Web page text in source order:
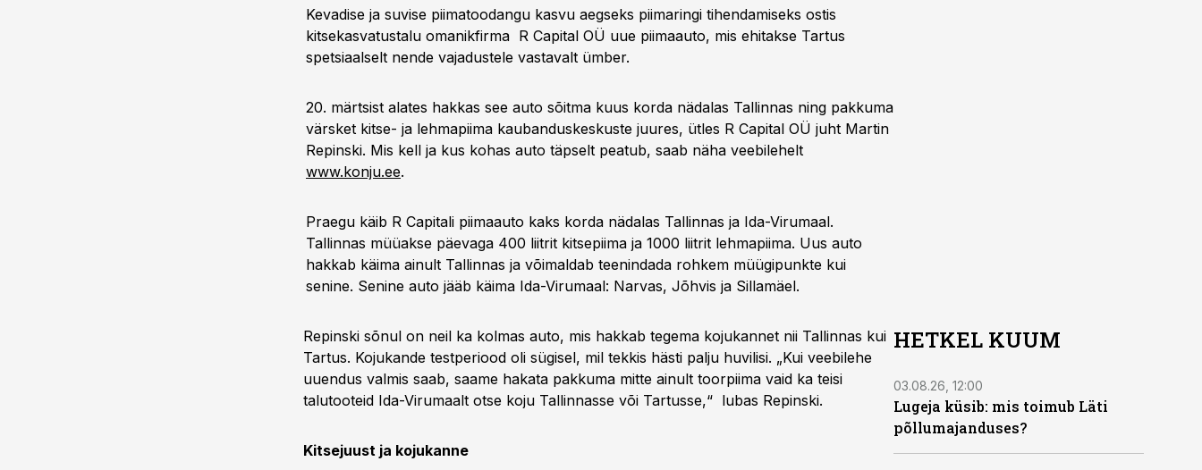
Kevadise ja suvise piimatoodangu kasvu aegseks piimaringi tihendamiseks ostis
kitsekasvatustalu omanikfirma R Capital OÜ uue piimaauto, mis ehitakse Tartus
spetsiaalselt nende vajadustele vastavalt ümber.
20. märtsist alates hakkas see auto sõitma kuus korda nädalas Tallinnas ning pakkuma
värsket kitse- ja lehmapiima kaubanduskeskuste juures, ütles R Capital OÜ juht Martin
Repinski. Mis kell ja kus kohas auto täpselt peatub, saab näha veebilehelt
www.konju.ee.
Praegu käib R Capitali piimaauto kaks korda nädalas Tallinnas ja Ida-Virumaal.
Tallinnas müüakse päevaga 400 liitrit kitsepiima ja 1000 liitrit lehmapiima. Uus auto
hakkab käima ainult Tallinnas ja võimaldab teenindada rohkem müügipunkte kui
senine. Senine auto jääb käima Ida-Virumaal: Narvas, Jõhvis ja Sillamäel.
Repinski sõnul on neil ka kolmas auto, mis hakkab tegema kojukannet nii Tallinnas kui
Tartus. Kojukande testperiood oli sügisel, mil tekkis hästi palju huvilisi. „Kui veebilehe
uuendus valmis saab, saame hakata pakkuma mitte ainult toorpiima vaid ka teisi
talutooteid Ida-Virumaalt otse koju Tallinnasse või Tartusse,“ lubas Repinski.
Kitsejuust ja kojukanne
HETKEL KUUM
03.08.26, 12:00
Lugeja küsib: mis toimub Läti
põllumajanduses?